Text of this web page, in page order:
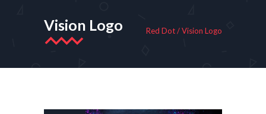
Vision Logo Red Dot/Vision Logo